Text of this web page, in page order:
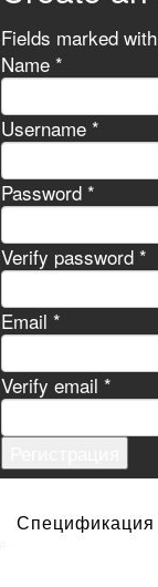
Fields marked
Name *
Username *
Password *
Verify password *
Email *
Verify email *
Спецификация